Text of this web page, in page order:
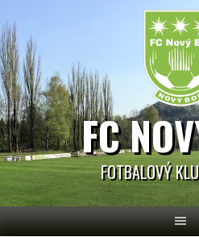
to
content
FC
FOTBALOVÝ